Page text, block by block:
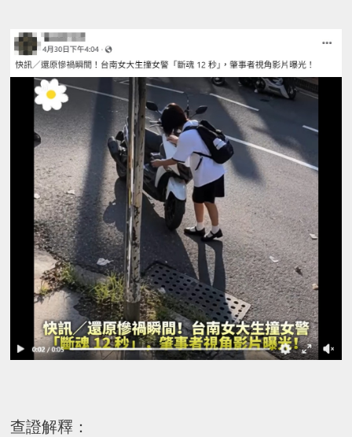
查證解釋：